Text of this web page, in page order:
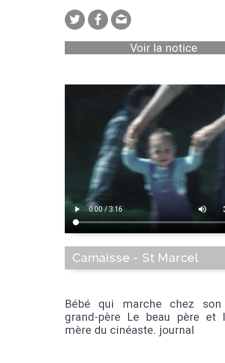
Voir la notice
Camaïsse - St Marcel
Bébé qui marche chez son
grand-père Le beau père et
mère du cinéaste. journal